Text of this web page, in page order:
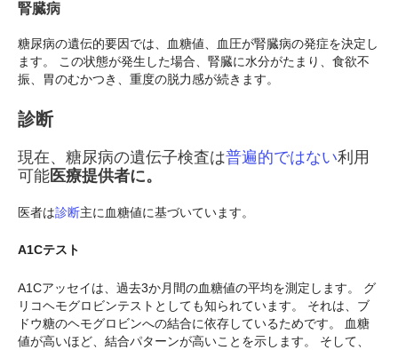
腎臓病
糖尿病の遺伝的要因では、血糖値、血圧が腎臓病の発症を決定し
ます。 この状態が発生した場合、腎臓に水分がたまり、食欲不
振、胃のむかつき、重度の脱力感が続きます。
診断
現在、糖尿病の遺伝子検査は普遍的ではない利用
可能医療提供者に。
医者は診断主に血糖値に基づいています。
A1Cテスト
A1Cアッセイは、過去3か月間の血糖値の平均を測定します。 グ
リコヘモグロビンテストとしても知られています。 それは、ブ
ドウ糖のヘモグロビンへの結合に依存しているためです。 血糖
値が高いほど、結合パターンが高いことを示します。 そして、